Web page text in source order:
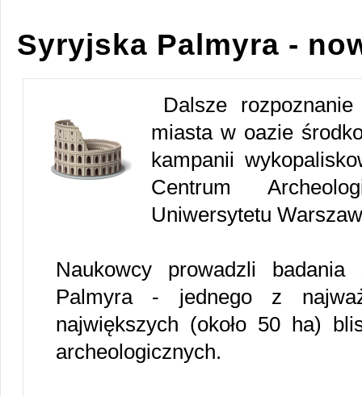
Syryjska Palmyra -
Dalsze
miasta w oazie
kampanii
Centrum
Uniwersytetu
Naukowcy prowadzli
Palmyra - jednego z
największych (około 50 ha)
archeologicznych.